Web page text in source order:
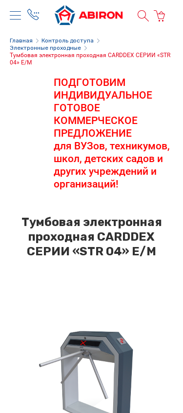
Главная
Контроль доступа
Электронные проходные
Тумбовая электронная проходная CARDDEX СЕРИИ «STR
04» E/M
ПОДГОТОВИМ
ИНДИВИДУАЛЬНОЕ
ГОТОВОЕ
КОММЕРЧЕСКОЕ
ПРЕДЛОЖЕНИЕ
для ВУЗов, техникумов,
школ, детских садов и
других учреждений и
организаций!
Тумбовая электронная
проходная CARDDEX
СЕРИИ «STR 04» E/M